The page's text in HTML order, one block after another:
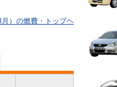
）の燃費・トップヘ